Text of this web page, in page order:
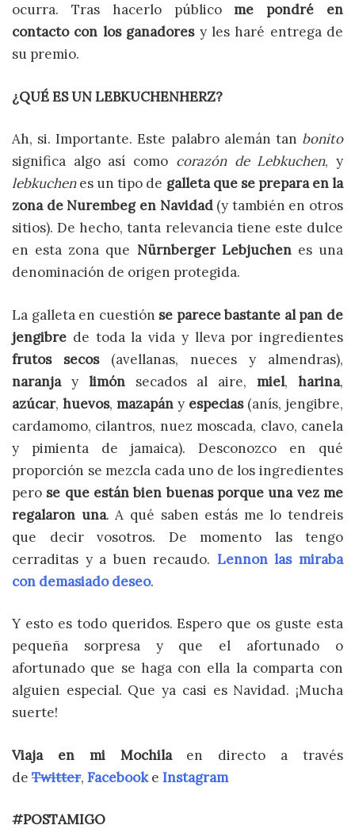
ocurra. Tras hacerlo público me pondré en
contacto con los ganadores y les haré entrega de
su premio.
¿QUÉ ES UN LEBKUCHENHERZ?
Ah, si. Importante. Este palabro alemán tan bonito
significa algo así como corazón de Lebkuchen, y
lebkuchenes un tipo de galleta que se prepara en la
zona de Nurembeg en Navidad (y también en otros
sitios). De hecho, tanta relevancia tiene este dulce
en esta zona que Nürnberger Lebjuchenes una
denominación de origen protegida.
La galleta en cuestión se parece bastante al pan de
jengibre de toda la vida y lleva por ingredientes
frutos secos(avellanas, nueces y almendras),
naranja ylimónsecados al aire, miel,harina,
azúcar, huevos, mazapán y especias(anís, jengibre,
cardamomo, cilantros, nuez moscada, clavo, canela
y pimienta de jamaica). Desconozco en qué
proporción se mezcla cada uno de los ingredientes
pero se que están bien buenas porque una vez me
regalaron una. A qué saben estás me lo tendreis
que decir vosotros. De momento las tengo
cerraditas y a buen recaudo. Lennon las miraba
con demasiado deseo.
Y esto es todo queridos. Espero que os guste esta
pequeña sorpresa y que el afortunado o
afortunado que se haga con ella la comparta con
alguien especial. Que ya casi es Navidad. ¡Mucha
suerte!
Viaja en mi Mochilaen directo a través
de Twitter, Facebook e Instagram
#POSTAMIGO